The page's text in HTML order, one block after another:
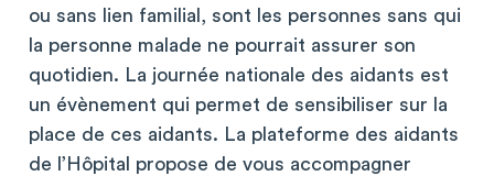
ou sans lien familial, sont les personnes sans qui
la personne malade ne pourrait assurer son
quotidien. La journée nationale des aidants est
un évènement qui permet de sensibiliser sur la
place de ces aidants. La plateforme des aidants
de l’Hôpital propose de vous accompagner